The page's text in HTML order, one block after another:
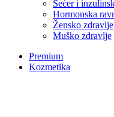
Šećer i
Hormonska
Žensko zdravlje
Muško zdravlje
Premium
Kozmetika